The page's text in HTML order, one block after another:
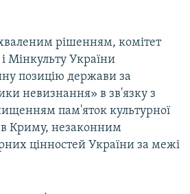
рішенням, комітет
Мінкульту України
позицію держави за
невизнання» в зв'язку з
пам'яток культурної
Криму, незаконним
цінностей України за межі